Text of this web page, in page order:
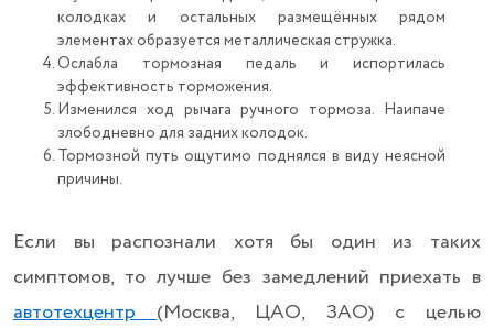
колодках и остальных размещённых рядом
элементах образуется металлическая стружка.
Ослабла тормозная педаль и испортилась
эффективность торможения.
Изменился ход рычага ручного тормоза. Наипаче
злободневно для задних колодок.
Тормозной путь ощутимо поднялся в виду неясной
причины.
Если вы распознали хотя бы один из таких
симптомов, то лучше без замедлений приехать в
автотехцентр(Москва, ЦАО, ЗАО) с целью